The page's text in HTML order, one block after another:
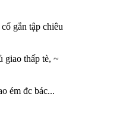
gắn tập chiêu
giao thấp tè, ~
ém đc bác...